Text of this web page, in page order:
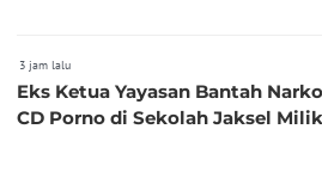
3 jam lalu
Eks Ketua Yayasan Bantah
CD Porno di Sekolah Jaksel